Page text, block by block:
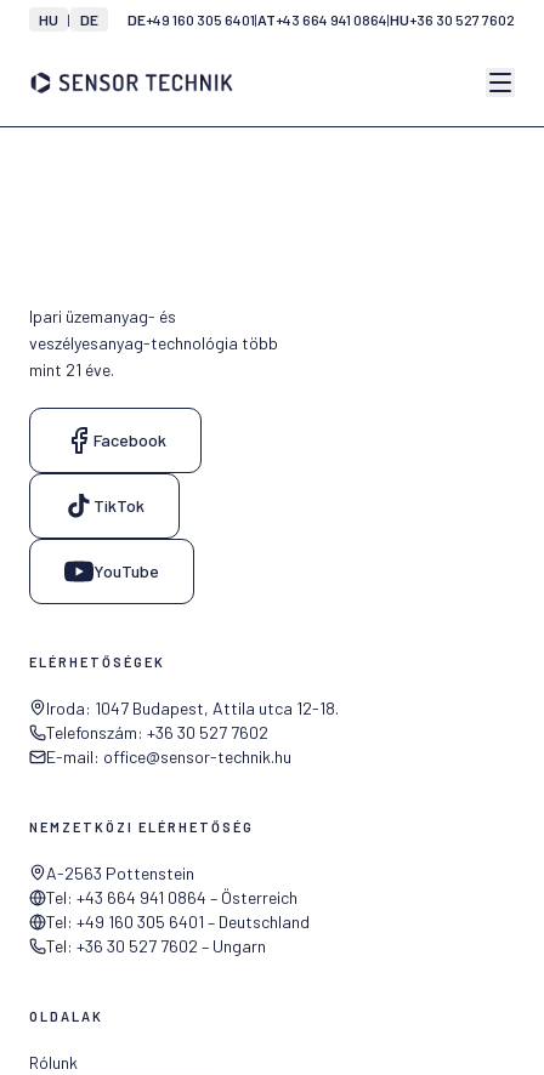
HU | DE DE+49 160 305 6401|AT+43 664 941 0864|HU+36 30 527 7602
Ipari üzemanyag- és
veszélyesanyag-technológia több
mint 21 éve.
Facebook
TikTok
YouTube
ELÉRHETŐSÉGEK
Iroda: 1047 Budapest, Attila utca 12-18.
Telefonszám: +36 30 527 7602
E-mail: office@sensor-technik.hu
NEMZETKÖZI ELÉRHETŐSÉG
A-2563 Pottenstein
Tel: +43 664 941 0864 – Österreich
Tel: +49 160 305 6401 – Deutschland
Tel: +36 30 527 7602 – Ungarn
OLDALAK
Rólunk